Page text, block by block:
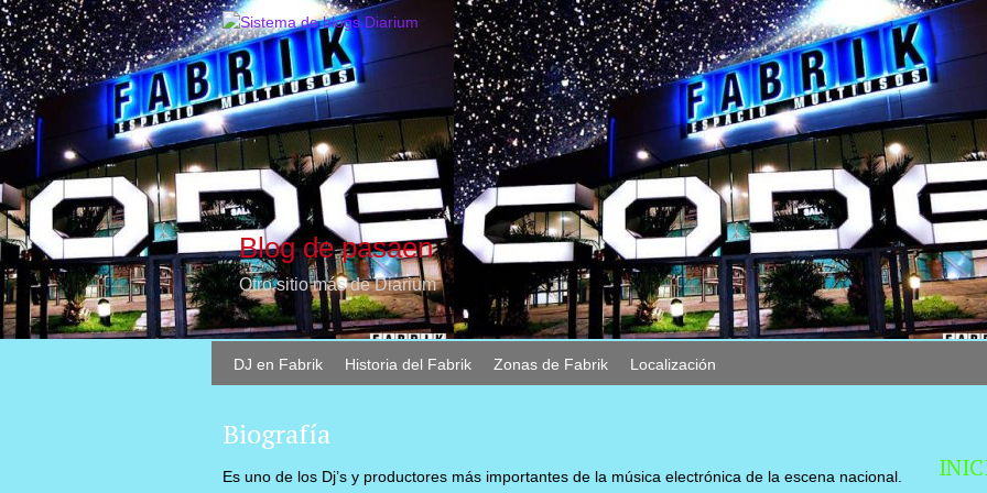
Blog de pasaen
Otro sitio más de Diarium
DJ en Fabrik Historia del Fabrik Zonas de Fabrik Localización
Biografía
Es uno de los Dj’s y productores más importantes de la música electrónica de la escena nacional.